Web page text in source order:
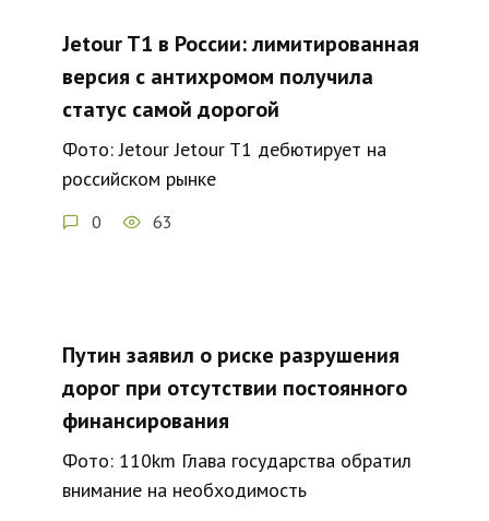
Jetour T1 в России: лимитированная
версия с антихромом получила
статус самой дорогой
Фото: Jetour Jetour T1 дебютирует на
российском рынке
0 63
Путин заявил о риске разрушения
дорог при отсутствии постоянного
финансирования
Фото: 110km Глава государства обратил
внимание на необходимость